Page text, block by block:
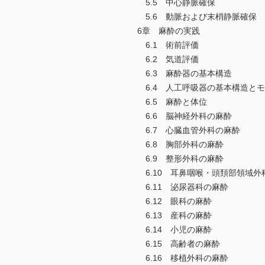
5.5 中心静脈確保
5.6 動脈および末梢静脈確保
6章 麻酔の実践
6.1 術前評価
6.2 気道評価
6.3 麻酔器の基本構造
6.4 人工呼吸器の基本構造とモ
6.5 麻酔と体位
6.6 脳神経外科の麻酔
6.7 心臓血管外科の麻酔
6.8 胸部外科の麻酔
6.9 整形外科の麻酔
6.10 耳鼻咽喉・頭頚部領域外
6.11 泌尿器科の麻酔
6.12 眼科の麻酔
6.13 産科の麻酔
6.14 小児の麻酔
6.15 高齢者の麻酔
6.16 移植外科の麻酔